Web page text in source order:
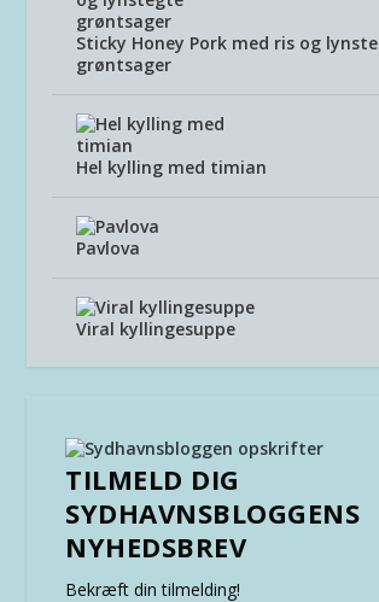
Sticky Honey Pork med ris og
grøntsager
Hel kylling med timian
Pavlova
Viral kyllingesuppe
TILMELD DIG
SYDHAVNSBLOGGENS
NYHEDSBREV
Bekræft din tilmelding!